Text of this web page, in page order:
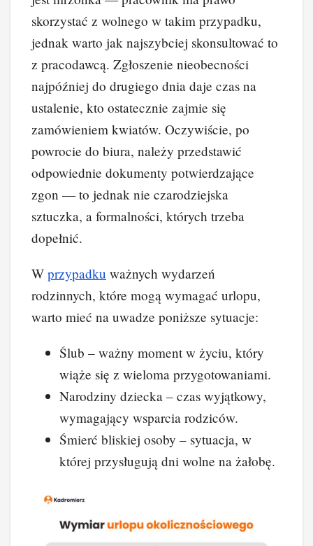
skorzystać z wolnego w takim przypadku,
jednak warto jak najszybciej skonsultować to
z pracodawcą. Zgłoszenie nieobecności
najpóźniej do drugiego dnia daje czas na
ustalenie, kto ostatecznie zajmie się
zamówieniem kwiatów. Oczywiście, po
powrocie do biura, należy przedstawić
odpowiednie dokumenty potwierdzające
zgon — to jednak nie czarodziejska
sztuczka, a formalności, których trzeba
dopełnić.
W przypadku ważnych wydarzeń
rodzinnych, które mogą wymagać urlopu,
warto mieć na uwadze poniższe sytuacje:
Ślub – ważny moment w życiu, który
wiąże się z wieloma przygotowaniami.
Narodziny dziecka – czas wyjątkowy,
wymagający wsparcia rodziców.
Śmierć bliskiej osoby – sytuacja, w
której przysługują dni wolne na żałobę.